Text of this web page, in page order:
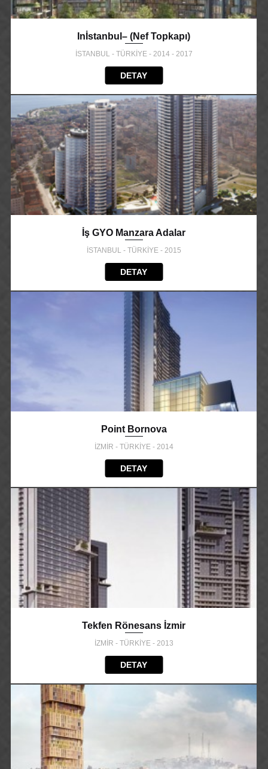
Inİstanbul– (Nef Topkapı)
İSTANBUL - TÜRKİYE - 2014 - 2017
DETAY
İş GYO Manzara Adalar
İSTANBUL - TÜRKİYE - 2015
DETAY
Point Bornova
İZMİR - TÜRKİYE - 2014
DETAY
Tekfen Rönesans İzmir
İZMİR - TÜRKİYE - 2013
DETAY